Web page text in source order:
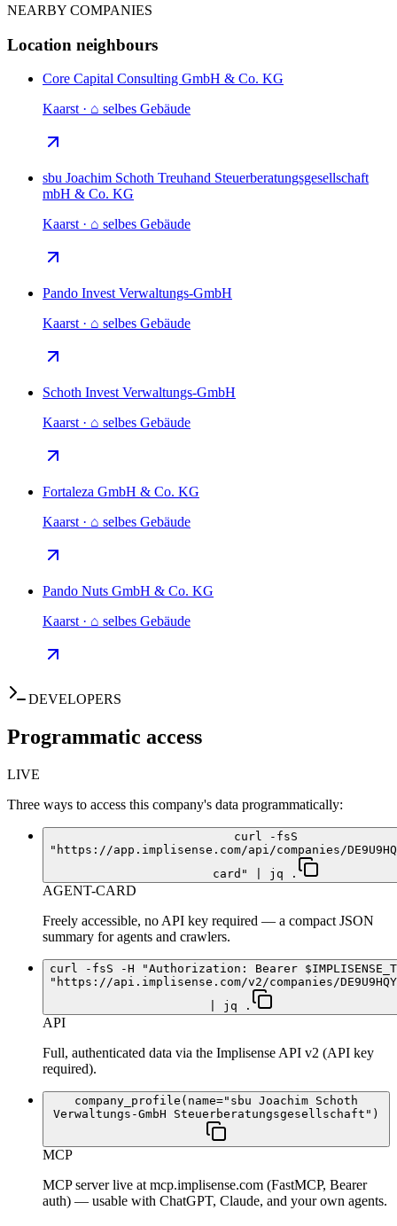
NEARBY COMPANIES
Location neighbours
Core Capital Consulting GmbH & Co. KG
Kaarst · ⌂ selbes Gebäude
sbu Joachim Schoth Treuhand Steuerberatungsgesellschaft
mbH & Co. KG
Kaarst · ⌂ selbes Gebäude
Pando Invest Verwaltungs-GmbH
Kaarst · ⌂ selbes Gebäude
Schoth Invest Verwaltungs-GmbH
Kaarst · ⌂ selbes Gebäude
Fortaleza GmbH & Co. KG
Kaarst · ⌂ selbes Gebäude
Pando Nuts GmbH & Co. KG
Kaarst · ⌂ selbes Gebäude
DEVELOPERS
Programmatic access
LIVE
Three ways to access this company's data programmatically:
curl -fsS
"https://app.implisense.com/api/companies/
card" | jq .
AGENT-CARD
Freely accessible, no API key required — a compact JSON
summary for agents and crawlers.
curl -fsS -H "Authorization: Bearer
"https://api.implisense.com/v2/companies/
| jq .
API
Full, authenticated data via the Implisense API v2 (API key
required).
company_profile(name="sbu Joachim Schoth
Verwaltungs-GmbH Steuerberatungsgesellschaft")
MCP
MCP server live at mcp.implisense.com (FastMCP, Bearer
auth) — usable with ChatGPT, Claude, and your own agents.